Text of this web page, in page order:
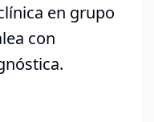
en grupo
con